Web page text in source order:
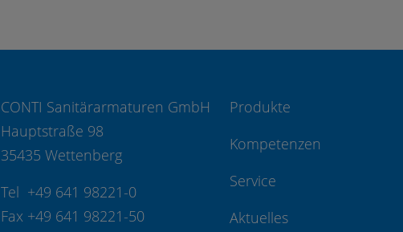
CONTI Sanitärarmaturen GmbH
Hauptstraße 98
35435 Wettenberg
Tel +49 641 98221-0
Fax +49 641 98221-50
Produkte
Kompetenzen
Service
Aktuelles